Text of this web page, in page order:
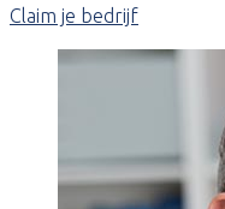
Claim je bedrijf